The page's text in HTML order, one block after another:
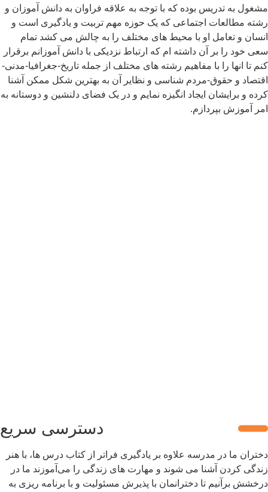
به تدریس بوده که با توجه به علاقه فراوان به دانش آموزان و
مطالعات اجتماعی که یک حوزه مهم تربیت و یادگیری است و
و تعامل او با محیط های مختلف را به چالش می کشد تمام
خود را بر آن داشته ام که ارتباط نزدیکی با دانش آموزانم برقرار
تا انها را با مفاهیم رشته های مختلف از جمله تاریخ-جغرافیا-مدنی-
و حقوق-مردم شناسی و نظایر آن به بهترین شکل ممکن آشنا
و برایشان ایجاد انگیزه نمایم و در یک فضای دلنشین و دوستانه به
آموزش بپردازم.
دسترسی سریع
ما در مدرسه علاوه بر یادگیری فراتر از کتاب درس ها، با هنر
کردن آشنا می شوند و مهارت های زندگی را می‌آموزند ما در
برآنیم تا دخترانمان با پذیرش مسئولیت و با برنامه ریزی به